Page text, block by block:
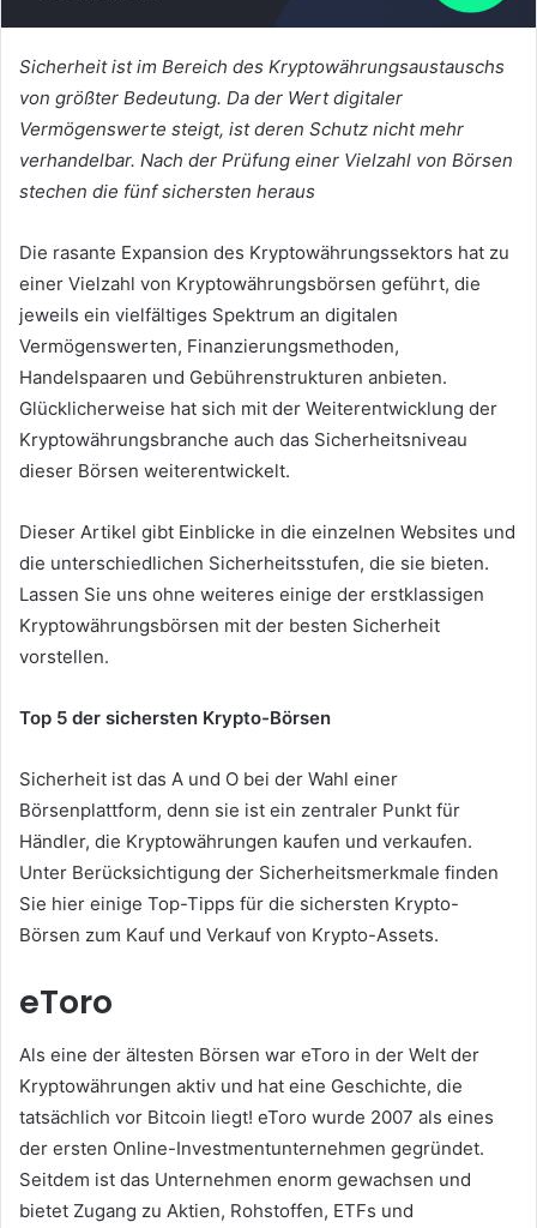
Sicherheit ist im Bereich des Kryptowährungsaustauschs
von größter Bedeutung. Da der Wert digitaler
Vermögenswerte steigt, ist deren Schutz nicht mehr
verhandelbar. Nach der Prüfung einer Vielzahl von Börsen
stechen die fünf sichersten heraus
Die rasante Expansion des Kryptowährungssektors hat zu
einer Vielzahl von Kryptowährungsbörsen geführt, die
jeweils ein vielfältiges Spektrum an digitalen
Vermögenswerten, Finanzierungsmethoden,
Handelspaaren und Gebührenstrukturen anbieten.
Glücklicherweise hat sich mit der Weiterentwicklung der
Kryptowährungsbranche auch das Sicherheitsniveau
dieser Börsen weiterentwickelt.
Dieser Artikel gibt Einblicke in die einzelnen Websites und
die unterschiedlichen Sicherheitsstufen, die sie bieten.
Lassen Sie uns ohne weiteres einige der erstklassigen
Kryptowährungsbörsen mit der besten Sicherheit
vorstellen.
Top 5 der sichersten Krypto-Börsen
Sicherheit ist das A und O bei der Wahl einer
Börsenplattform, denn sie ist ein zentraler Punkt für
Händler, die Kryptowährungen kaufen und verkaufen.
Unter Berücksichtigung der Sicherheitsmerkmale finden
Sie hier einige Top-Tipps für die sichersten Krypto-
Börsen zum Kauf und Verkauf von Krypto-Assets.
eToro
Als eine der ältesten Börsen war eToro in der Welt der
Kryptowährungen aktiv und hat eine Geschichte, die
tatsächlich vor Bitcoin liegt! eToro wurde 2007 als eines
der ersten Online-Investmentunternehmen gegründet.
Seitdem ist das Unternehmen enorm gewachsen und
bietet Zugang zu Aktien, Rohstoffen, ETFs und